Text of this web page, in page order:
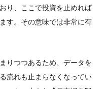
り、ここで投資を止めれば
す。その意味では非常に有
りつつあるため、データを
流れも止まらなくなってい